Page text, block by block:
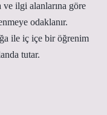
ve ilgi alanlarına göre
odaklanır.
ile iç içe bir öğrenim
tutar.